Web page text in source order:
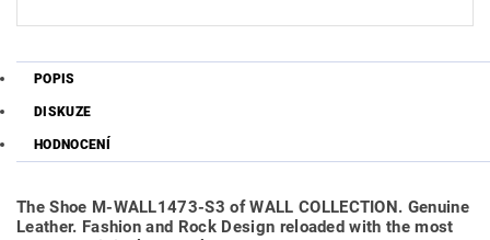
POPIS
DISKUZE
HODNOCENÍ
The Shoe M-WALL1473-S3 of WALL COLLECTION. Genuine
Leather. Fashion and Rock Design reloaded with the most